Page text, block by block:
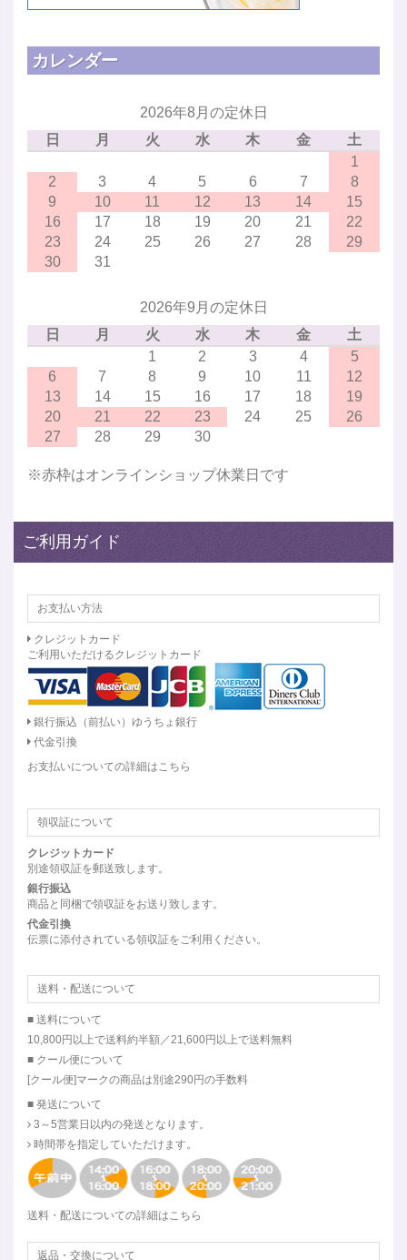
カレンダー
2026年8月の定休日
日
月 火 水 木 金
土
1
2
3 4 5 6 7
8
9
10 11 12 13 14
15
16
17 18 19 20 21
22
23
24 25 26 27 28
29
30
31
2026年9月の定休日
日
月 火 水 木 金
土
1
2 3 4
5
6
7 8 9 10 11
12
13
14 15 16 17 18
19
20
21 22 23 24 25
26
27
28 29 30
※赤枠はオンラインショップ休業日です
ご利用ガイド
お支払い方法
クレジットカード
ご利用いただけるクレジットカード
銀行振込（前払い）ゆうちょ銀行
代金引換
お支払いについての詳細はこちら
領収証について
クレジットカード
別途領収証を郵送致します。
銀行振込
商品と同梱で領収証をお送り致します。
代金引換
伝票に添付されている領収証をご利用ください。
送料・配送について
■ 送料について
10,800円以上で送料約半額／21,600円以上で送料無料
■ クール便について
[クール便]マークの商品は別途290円の手数料
■ 発送について
3～5営業日以内の発送となります。
時間帯を指定していただけます。
送料・配送についての詳細はこちら
返品・交換について